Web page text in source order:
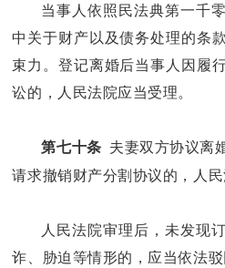
当事人依照民法典第一千
中关于财产以及债务处理的条
束力。登记离婚后当事人因履
讼的，人民法院应当受理。
第七十条 夫妻双方协议离
请求撤销财产分割协议的，人民
人民法院审理后，未发现
诈、胁迫等情形的，应当依法驳